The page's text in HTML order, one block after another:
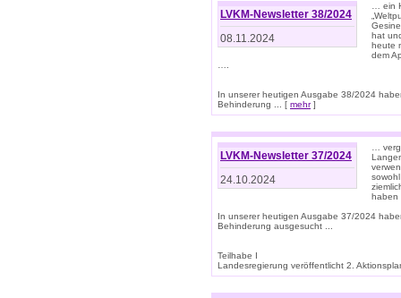
LVKM-Newsletter 38/2024
08.11.2024
… ein
hat
heute
dem
In unserer heutigen Ausgabe 38/2024
Behinderung ... [ mehr]
LVKM-Newsletter 37/2024
24.10.2024
…
In unserer heutigen Ausgabe 37/2024
Behinderung ausgesucht ...
Teilhabe I
Landesregierung veröffentlicht 2.